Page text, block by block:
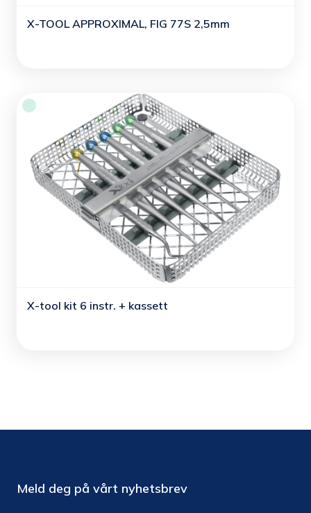
X-TOOL APPROXIMAL, FIG 77S 2,5mm
X-tool kit 6 instr. + kassett
Meld deg på vårt nyhetsbrev